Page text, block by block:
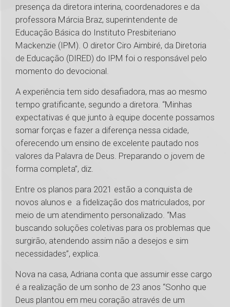
presença da diretora interina, coordenadores e da
professora Márcia Braz, superintendente de
Educação Básica do Instituto Presbiteriano
Mackenzie (IPM). O diretor Ciro Aimbiré, da Diretoria
de Educação (DIRED) do IPM foi o responsável pelo
momento do devocional.
A experiência tem sido desafiadora, mas ao mesmo
tempo gratificante, segundo a diretora. “Minhas
expectativas é que junto à equipe docente possamos
somar forças e fazer a diferença nessa cidade,
oferecendo um ensino de excelente pautado nos
valores da Palavra de Deus. Preparando o jovem de
forma completa”, diz.
Entre os planos para 2021 estão a conquista de
novos alunos e a fidelização dos matriculados, por
meio de um atendimento personalizado. “Mas
buscando soluções coletivas para os problemas que
surgirão, atendendo assim não a desejos e sim
necessidades”, explica.
Nova na casa, Adriana conta que assumir esse cargo
é a realização de um sonho de 23 anos “Sonho que
Deus plantou em meu coração através de um